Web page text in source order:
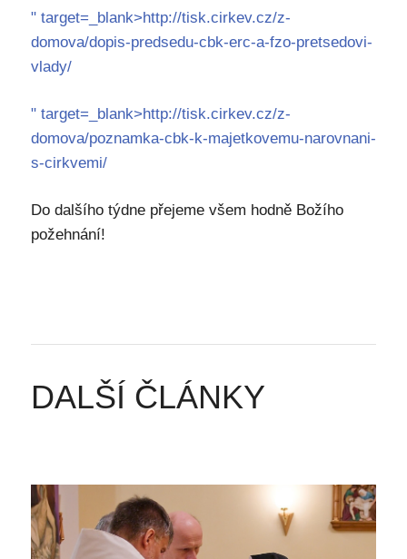
" target=_blank>http://tisk.cirkev.cz/z-
domova/dopis-predsedu-cbk-erc-a-fzo-pretsedovi-
vlady/
" target=_blank>http://tisk.cirkev.cz/z-
domova/poznamka-cbk-k-majetkovemu-narovnani-
s-cirkvemi/
Do dalšího týdne přejeme všem hodně Božího
požehnání!
DALŠÍ ČLÁNKY